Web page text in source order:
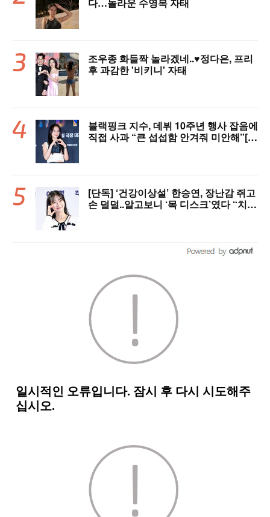
조우종 화들짝 놀라겠네..♥정다은, 프리
후 과감한 '비키니' 자태
블랙핑크 지수, 데뷔 10주년 행사 잡음에
직접 사과 “큰 섭섭함 안겨줘 미안해”[핫
[단독] ‘건강이상설’ 한승연, 장난감 쥐고
손 덜덜..알고보니 ‘목 디스크’였다 “치료